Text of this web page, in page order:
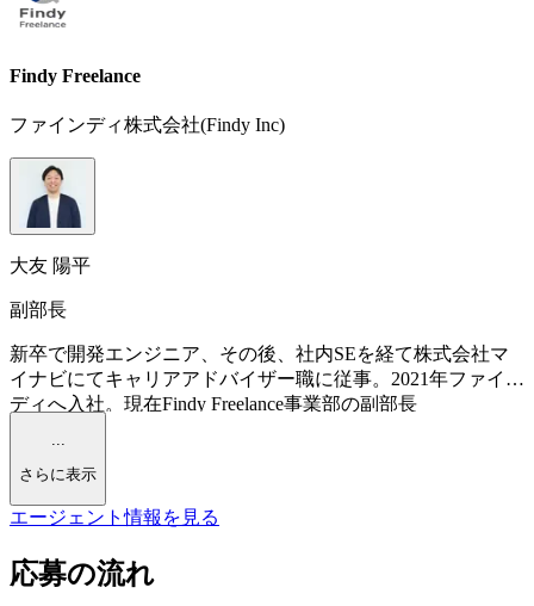
Findy Freelance
ファインディ株式会社(Findy Inc)
大友 陽平
副部長
新卒で開発エンジニア、その後、社内SEを経て株式会社マ
イナビにてキャリアアドバイザー職に従事。2021年ファイン
ディへ入社。現在Findy Freelance事業部の副部長
...
さらに表示
エージェント情報を見る
応募の流れ